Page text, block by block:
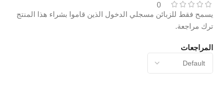
0
المراجعات
يسمح فقط للزبائن مسجلي الدخول الذين قاموا بشراء هذا المنتج
ترك مراجعة.